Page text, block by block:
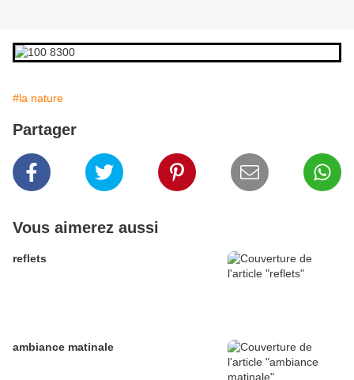
#la nature
Partager
Vous aimerez aussi
reflets
ambiance matinale